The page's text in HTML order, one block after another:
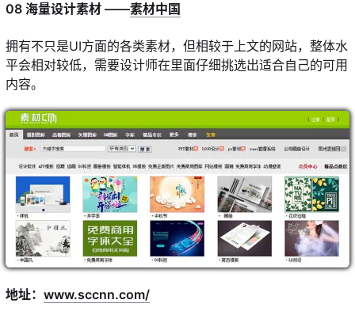
08 海量设计素材 ——素材中国
拥有不只是UI方面的各类素材，但相较于上文的网站，整体水
平会相对较低，需要设计师在里面仔细挑选出适合自己的可用
内容。
地址： www.sccnn.com/